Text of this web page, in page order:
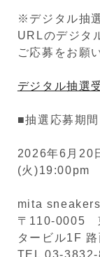
※デジタル抽
URLのデジタ
ご応募をお願
デジタル抽選
■抽選応募期
2026年6月20
(火)19:00pm
mita sneakers
〒110-0005
タービル1F 路
TEL 03-